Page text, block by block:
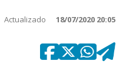
Actualizado 18/07/2020 20:05